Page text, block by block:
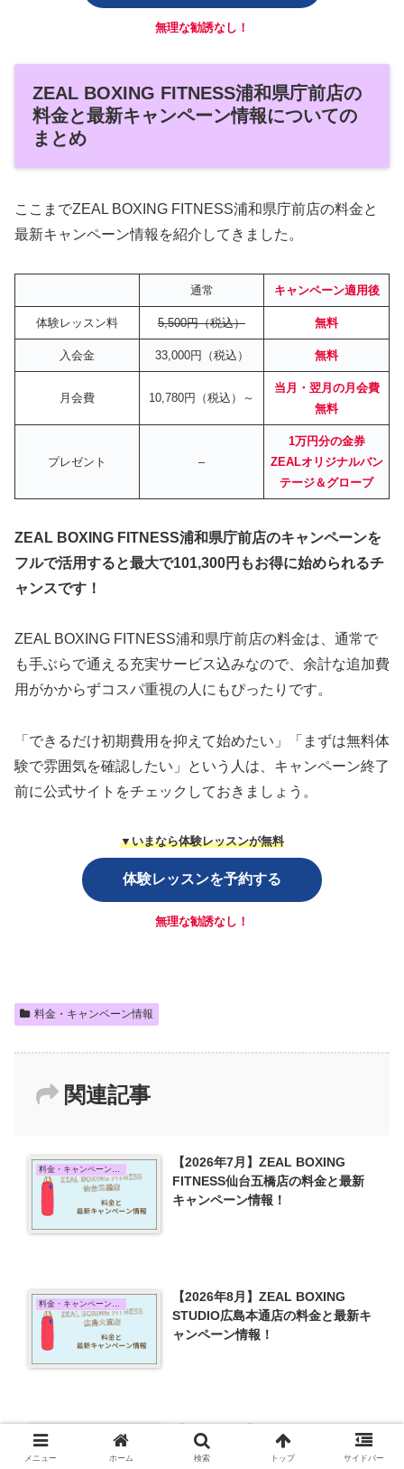
無理な勧誘なし！
ZEAL BOXING FITNESS浦和県庁前店の
料金と最新キャンペーン情報についての
まとめ
ここまでZEAL BOXING FITNESS浦和県庁前店の料金と
最新キャンペーン情報を紹介してきました。
通常 キャンペーン適用後
体験レッスン料 5,500円（税込） 無料
入会金 33,000円（税込） 無料
月会費 10,780円（税込）～
当月・翌月の月会費
無料
プレゼント –
1万円分の金券
ZEALオリジナルバン
テージ＆グローブ
ZEAL BOXING FITNESS浦和県庁前店のキャンペーンを
フルで活用すると最大で101,300円もお得に始められるチ
ャンスです！
ZEAL BOXING FITNESS浦和県庁前店の料金は、通常で
も手ぶらで通える充実サービス込みなので、余計な追加費
用がかからずコスパ重視の人にもぴったりです。
「できるだけ初期費用を抑えて始めたい」「まずは無料体
験で雰囲気を確認したい」という人は、キャンペーン終了
前に公式サイトをチェックしておきましょう。
▼いまなら体験レッスンが無料
体験レッスンを予約する
無理な勧誘なし！
料金・キャンペーン情報
関連記事
【2026年7月】ZEAL BOXING
FITNESS仙台五橋店の料金と最新
キャンペーン情報！
【2026年8月】ZEAL BOXING
STUDIO広島本通店の料金と最新キ
ャンペーン情報！
料金・キャンペーン情報
【2026年7月】ZEAL BOXING
FITNESS戸越公園店の料金と最新
メニュー ホーム 検索 トップ サイドバー